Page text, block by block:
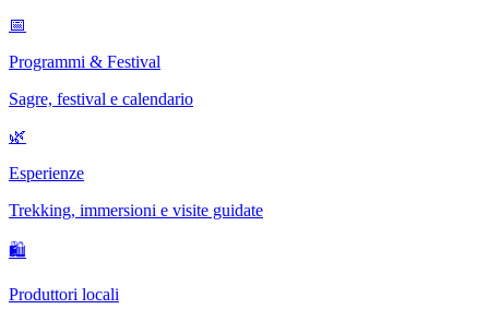
📅
Programmi & Festival
Sagre, festival e calendario
🌿
Esperienze
Trekking, immersioni e visite guidate
🛍
Produttori locali